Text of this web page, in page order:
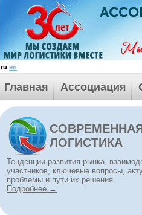
ru en
Главная Ассоциация
ЛОГИСТИКА
Тенденции развития рынка,
участников, ключевые вопросы,
проблемы и пути их решения.
Подробнее →